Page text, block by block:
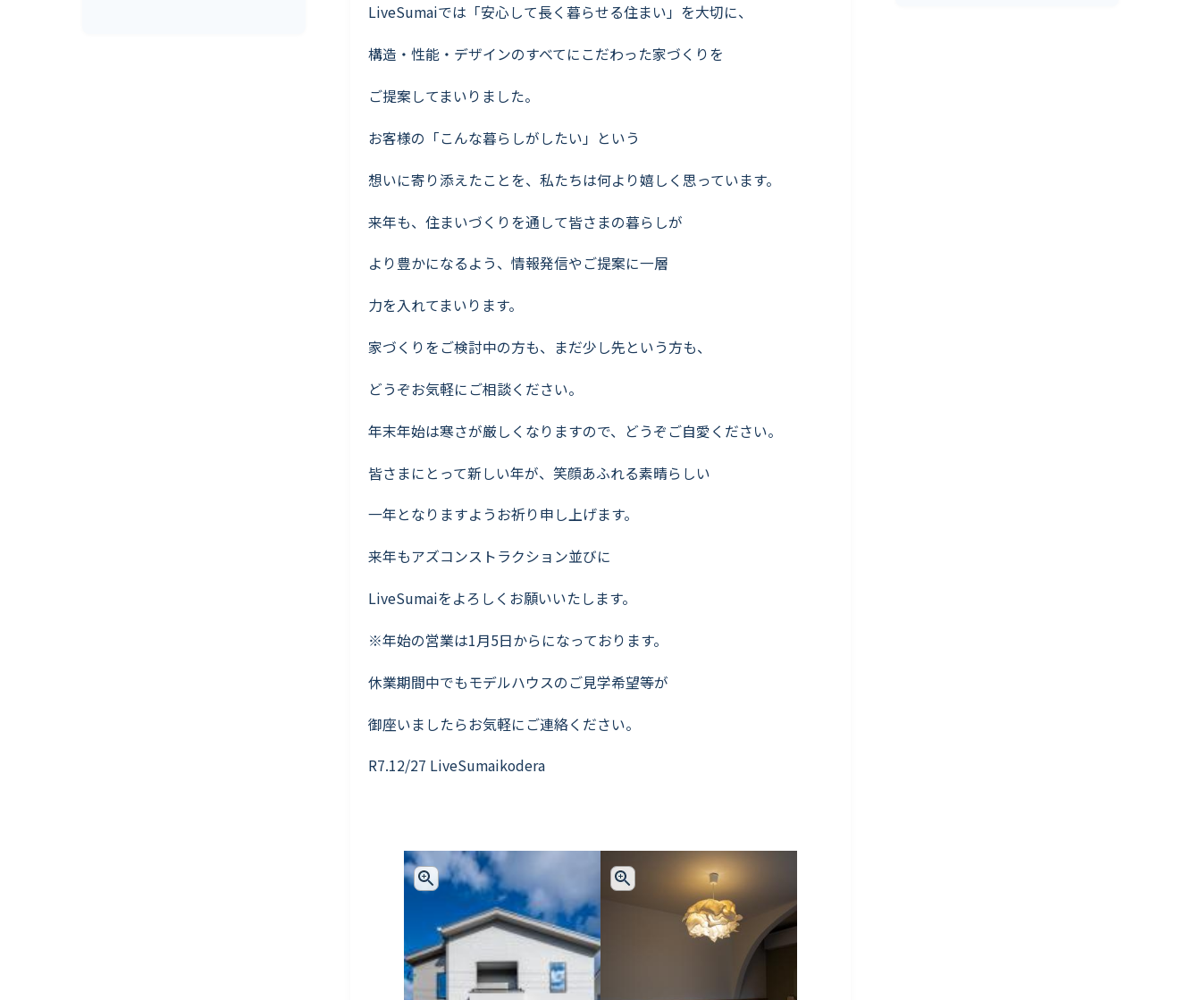
LiveSumaiでは「安心して長く暮らせる住まい」を大切に、
構造・性能・デザインのすべてにこだわった家づくりを
ご提案してまいりました。
お客様の「こんな暮らしがしたい」という
想いに寄り添えたことを、私たちは何より嬉しく思っています。
来年も、住まいづくりを通して皆さまの暮らしが
より豊かになるよう、情報発信やご提案に一層
力を入れてまいります。
家づくりをご検討中の方も、まだ少し先という方も、
どうぞお気軽にご相談ください。
年末年始は寒さが厳しくなりますので、どうぞご自愛ください。
皆さまにとって新しい年が、笑顔あふれる素晴らしい
一年となりますようお祈り申し上げます。
来年もアズコンストラクション並びに
LiveSumaiをよろしくお願いいたします。
※年始の営業は1月5日からになっております。
休業期間中でもモデルハウスのご見学希望等が
御座いましたらお気軽にご連絡ください。
R7.12/27 LiveSumaikodera